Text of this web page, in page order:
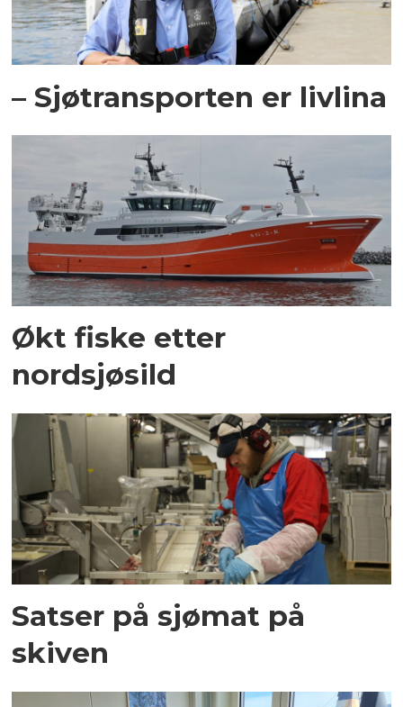
– Sjøtransporten er livlina
Økt fiske etter
nordsjøsild
Satser på sjømat på
skiven